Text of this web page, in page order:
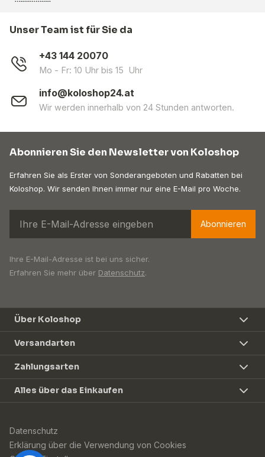
Unser Team ist für Sie da
+43 144 20070
Mo - Fr: 10 Uhr bis 15 Uhr
info@koloshop24.at
Wir werden innerhalb von 24 Stunden antworten.
Abonnieren Sie den Newsletter von Koloshop
Erfahren Sie als Erster von Sonderangeboten und Rabatten bei
Koloshop. Wir senden Ihnen immer nur eine E-Mail pro Woche.
Abonnieren
Ihre E-Mail-Adresse ist bei uns sicher.
Erfahren Sie mehr über Datenschutz.
Über Koloshop
Versandarten
Zahlungsarten
Alles über das Einkaufen
Datenschutz
Erklärung über die Verwendung von Cookies